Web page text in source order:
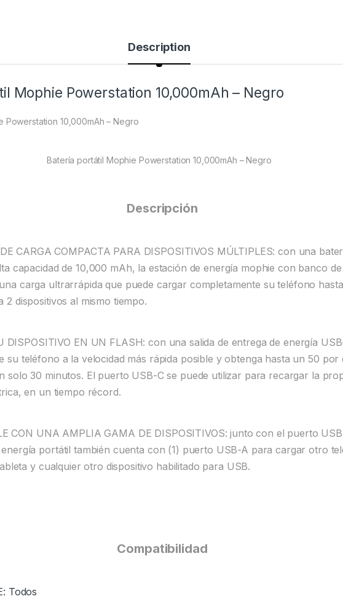
Description
Mophie Powerstation 10,000mAh – Negro
Powerstation 10,000mAh – Negro
Batería portátil Mophie Powerstation 10,000mAh – Negro
Descripción
CARGA COMPACTA PARA DISPOSITIVOS MÚLTIPLES: con una
capacidad de 10,000 mAh, la estación de energía mophie con banco
carga ultrarrápida que puede cargar completamente su teléfono hasta
2 dispositivos al mismo tiempo.
DISPOSITIVO EN UN FLASH: con una salida de entrega de energía
su teléfono a la velocidad más rápida posible y obtenga hasta un 50 por
solo 30 minutos. El puerto USB-C se puede utilizar para recargar la
en un tiempo récord.
CON UNA AMPLIA GAMA DE DISPOSITIVOS: junto con el puerto
portátil también cuenta con (1) puerto USB-A para cargar otro
y cualquier otro dispositivo habilitado para USB.
Compatibilidad
Todos